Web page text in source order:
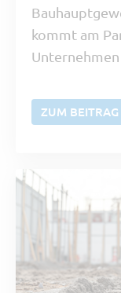
kommt am
ZUM BEITRAG